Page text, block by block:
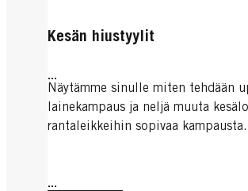
Kesän hiustyylit
...
Näytämme sinulle miten tehdään
lainekampaus ja neljä muuta
rantaleikkeihin sopivaa kampausta.
...